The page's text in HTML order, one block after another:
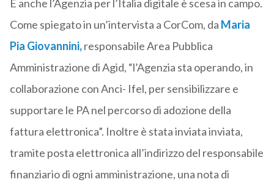
E anche l’Agenzia per l’Italia digitale è scesa in campo.
Come spiegato in un’intervista a CorCom, da Maria
Pia Giovannini,responsabile Area Pubblica
Amministrazione di Agid, “l’Agenzia sta operando, in
collaborazione con Anci- Ifel, per sensibilizzare e
supportare le PA nel percorso di adozione della
fattura elettronica”. Inoltre è stata inviata inviata,
tramite posta elettronica all’indirizzo del responsabile
finanziario di ogni amministrazione, una nota di